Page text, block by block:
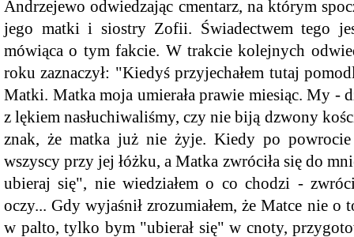
DZIEŃ DZIECKA
Andrzejewo odwiedzając cmentarz, na którym
jego matki i siostry Zofii. Świadectwem tego
mówiąca o tym fakcie. W trakcie kolejnych
roku zaznaczył: "Kiedyś przyjechałem tutaj
Matki. Matka moja umierała prawie miesiąc. My -
z lękiem nasłuchiwaliśmy, czy nie biją dzwony
znak, że matka już nie żyje. Kiedy po powrocie
wszyscy przy jej łóżku, a Matka zwróciła się do
ubieraj się", nie wiedziałem o co chodzi -
oczy... Gdy wyjaśnił zrozumiałem, że Matce nie o
w palto, tylko bym "ubierał się" w cnoty,